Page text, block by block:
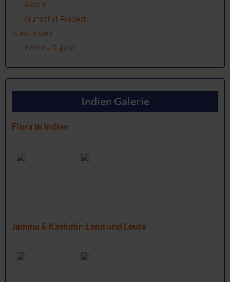
Assam
Arunachal Pradesh
West-Indien
Indien - Gujarat
Indien Galerie
Flora in Indien
Jammu & Kashmir: Land und Leute